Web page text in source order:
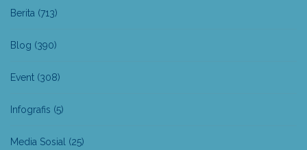
Berita (713)
Blog (390)
Event (308)
Infografis (5)
Media Sosial (25)